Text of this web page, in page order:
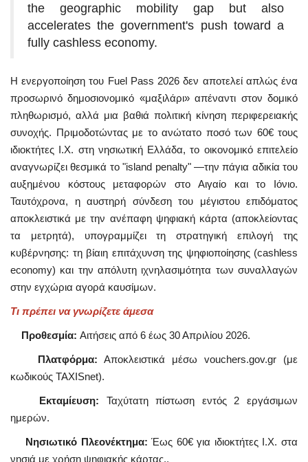
the geographic mobility gap but also
accelerates the government's push toward a
fully cashless economy.
Η ενεργοποίηση του Fuel Pass 2026 δεν αποτελεί απλώς ένα
προσωρινό δημοσιονομικό «μαξιλάρι» απέναντι στον δομικό
πληθωρισμό, αλλά μια βαθιά πολιτική κίνηση περιφερειακής
συνοχής. Πριμοδοτώντας με το ανώτατο ποσό των 60€ τους
ιδιοκτήτες Ι.Χ. στη νησιωτική Ελλάδα, το οικονομικό επιτελείο
αναγνωρίζει θεσμικά το "island penalty" —την πάγια αδικία του
αυξημένου κόστους μεταφορών στο Αιγαίο και το Ιόνιο.
Ταυτόχρονα, η αυστηρή σύνδεση του μέγιστου επιδόματος
αποκλειστικά με την ανέπαφη ψηφιακή κάρτα (αποκλείοντας
τα μετρητά), υπογραμμίζει τη στρατηγική επιλογή της
κυβέρνησης: τη βίαιη επιτάχυνση της ψηφιοποίησης (cashless
economy) και την απόλυτη ιχνηλασιμότητα των συναλλαγών
στην εγχώρια αγορά καυσίμων.
Τι πρέπει να γνωρίζετε άμεσα
Προθεσμία: Αιτήσεις από 6 έως 30 Απριλίου 2026.
Πλατφόρμα:Αποκλειστικά μέσω vouchers.gov.gr (με
κωδικούς TAXISnet).
Εκταμίευση: Ταχύτατη πίστωση εντός 2 εργάσιμων
ημερών.
Νησιωτικό Πλεονέκτημα: Έως 60€ για ιδιοκτήτες Ι.Χ. στα
νησιά με χρήση ψηφιακής κάρτας..